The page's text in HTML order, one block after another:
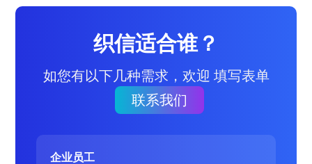
织信适合谁？
如您有以下几种需求，欢迎 填写表单
联系我们
企业员工